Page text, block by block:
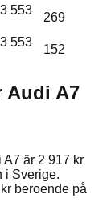
3 553
269
3 553
152
Audi A7
A7 är 2 917 kr
i Sverige.
beroende på